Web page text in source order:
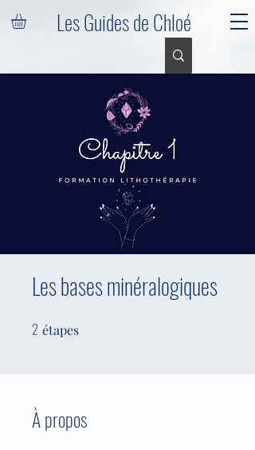
Les Guides de Chloé
Les bases minéralogiques
2 étapes
À propos